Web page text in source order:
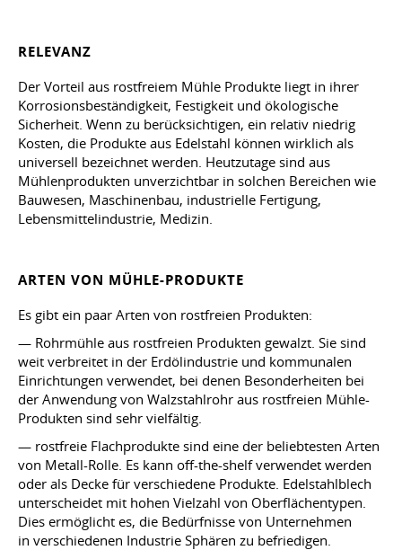
RELEVANZ
Der Vorteil aus rostfreiem Mühle Produkte liegt in ihrer
Korrosionsbeständigkeit, Festigkeit und ökologische
Sicherheit. Wenn zu berücksichtigen, ein relativ niedrig
Kosten, die Produkte aus Edelstahl können wirklich als
universell bezeichnet werden. Heutzutage sind aus
Mühlenprodukten unverzichtbar in solchen Bereichen wie
Bauwesen, Maschinenbau, industrielle Fertigung,
Lebensmittelindustrie, Medizin.
ARTEN VON MÜHLE-PRODUKTE
Es gibt ein paar Arten von rostfreien Produkten:
— Rohrmühle aus rostfreien Produkten gewalzt. Sie sind
weit verbreitet in der Erdölindustrie und kommunalen
Einrichtungen verwendet, bei denen Besonderheiten bei
der Anwendung von Walzstahlrohr aus rostfreien Mühle-
Produkten sind sehr vielfältig.
— rostfreie Flachprodukte sind eine der beliebtesten Arten
von Metall-Rolle. Es kann off-the-shelf verwendet werden
oder als Decke für verschiedene Produkte. Edelstahlblech
unterscheidet mit hohen Vielzahl von Oberflächentypen.
Dies ermöglicht es, die Bedürfnisse von Unternehmen
in verschiedenen Industrie Sphären zu befriedigen.